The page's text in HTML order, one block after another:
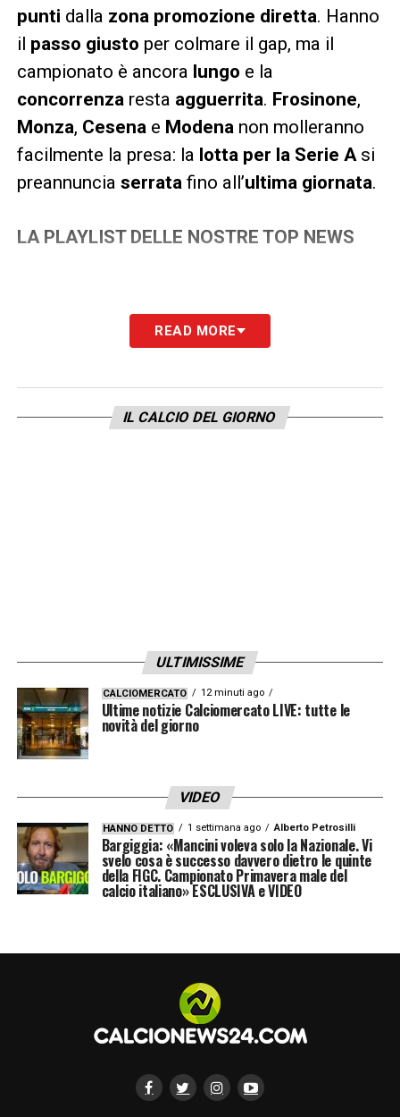
punti dalla zona promozione diretta. Hanno
il passo giusto per colmare il gap, ma il
campionato è ancora lungo e la
concorrenza resta agguerrita. Frosinone,
Monza, Cesena e Modena non molleranno
facilmente la presa: la lotta per la Serie Asi
preannuncia serrata fino all’ultima giornata.
LA PLAYLIST DELLE NOSTRE TOP NEWS
READ MORE
IL CALCIO DEL GIORNO
ULTIMISSIME
CALCIOMERCATO 12 minuti ago
Ultime notizie Calciomercato LIVE: tutte le
novità del giorno
VIDEO
HANNO DETTO 1 settimana ago Alberto Petrosilli
Bargiggia: «Mancini voleva solo la Nazionale. Vi
svelo cosa è successo davvero dietro le quinte
della FIGC. Campionato Primavera male del
calcio italiano» ESCLUSIVA e VIDEO